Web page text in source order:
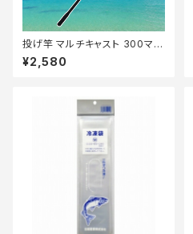
投げ竿 マルチキャスト 300マッ
トブラック
¥2,580